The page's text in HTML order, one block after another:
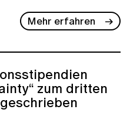
Mehr erfahren
zum dritten